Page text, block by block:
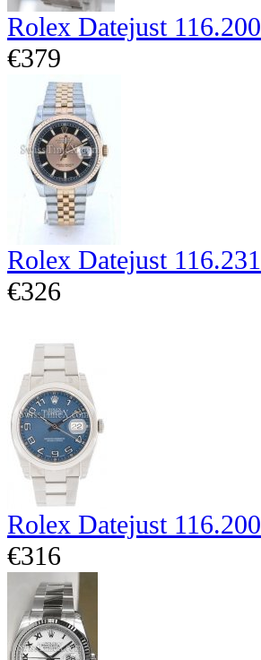
Rolex Datejust 116.200
€379
Rolex Datejust 116.231
€326
Rolex Datejust 116.200
€316